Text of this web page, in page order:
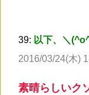
39: 以下、＼
2016/03/24(木)
素晴らしいク